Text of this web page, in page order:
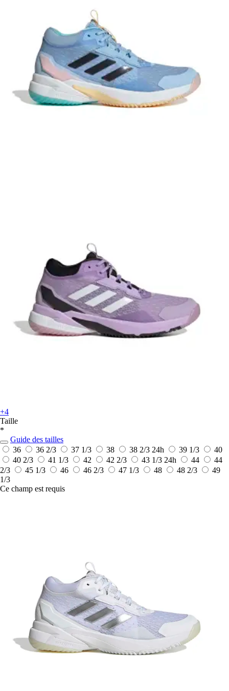
+4
Taille
*
Guide des tailles
36
36 2/3 37 1/3 38 38 2/3 24h 39 1/3
40
40 2/3
41 1/3 42 42 2/3 43 1/3 24h 44
44
2/3
45 1/3 46 46 2/3 47 1/3 48 48 2/3
49
1/3
Ce champ est requis